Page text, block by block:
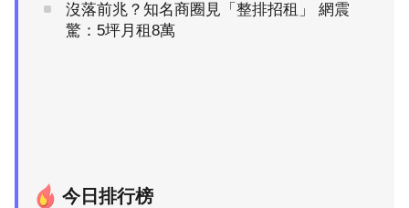
沒落前兆？知名商圈見「整排招租」 網震
驚：5坪月租8萬
今日排行榜